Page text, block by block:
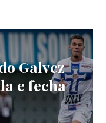
Galvez
e fecha